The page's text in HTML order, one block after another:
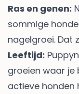
Ras en genen:
sommige
nagelgroei. Dat
Leeftijd:
groeien waar je
actieve honden